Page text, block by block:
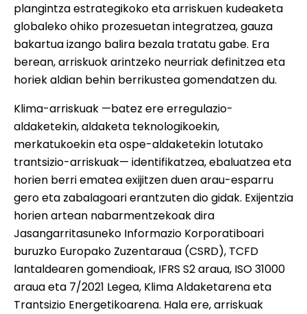
plangintza estrategikoko eta arriskuen kudeaketa
globaleko ohiko prozesuetan integratzea, gauza
bakartua izango balira bezala tratatu gabe. Era
berean, arriskuok arintzeko neurriak definitzea eta
horiek aldian behin berrikustea gomendatzen du.
Klima-arriskuak —batez ere erregulazio-
aldaketekin, aldaketa teknologikoekin,
merkatukoekin eta ospe-aldaketekin lotutako
trantsizio-arriskuak— identifikatzea, ebaluatzea eta
horien berri ematea exijitzen duen arau-esparru
gero eta zabalagoari erantzuten dio gidak. Exijentzia
horien artean nabarmentzekoak dira
Jasangarritasuneko Informazio Korporatiboari
buruzko Europako Zuzentaraua (CSRD), TCFD
lantaldearen gomendioak, IFRS S2 araua, ISO 31000
araua eta 7/2021 Legea, Klima Aldaketarena eta
Trantsizio Energetikoarena. Hala ere, arriskuak